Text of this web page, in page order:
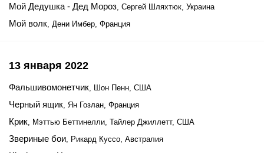
Мой Дедушка - Дед Мороз, Сергей Шляхтюк, Украина
Мой волк, Дени Имбер, Франция
13 января 2022
Фальшивомонетчик, Шон Пенн, США
Черный ящик, Ян Гозлан, Франция
Крик, Мэттью Беттинелли, Тайлер Джиллетт, США
Звериные бои, Рикард Куссо, Австралия